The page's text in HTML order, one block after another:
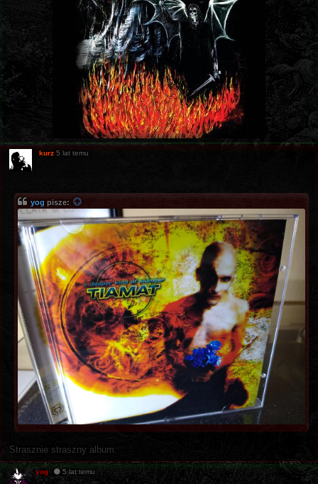
kurz 5 lat temu
yog pisze:
Strasznie straszny album.
yog 5 lat temu